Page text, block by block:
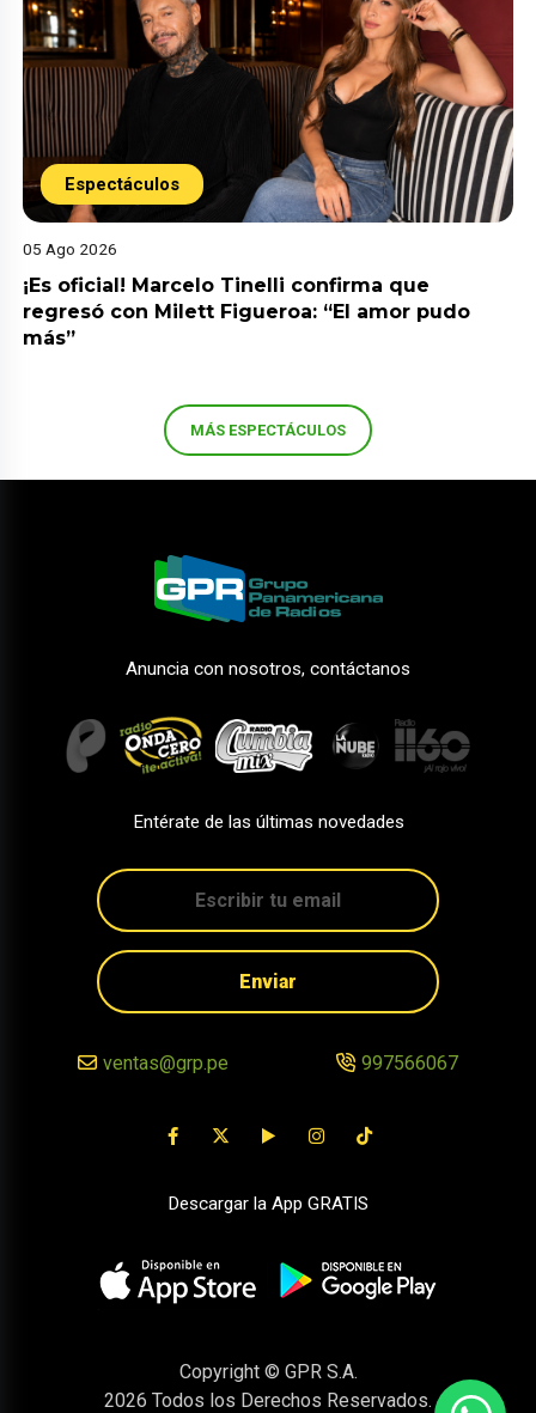
Espectáculos
05 Ago 2026
¡Es oficial! Marcelo Tinelli confirma que
regresó con Milett Figueroa: “El amor pudo
más”
MÁS ESPECTÁCULOS
Anuncia con nosotros, contáctanos
Entérate de las últimas novedades
Enviar
ventas@grp.pe 997566067
Descargar la App GRATIS
Copyright © GPR S.A.
2026 Todos los Derechos Reservados.